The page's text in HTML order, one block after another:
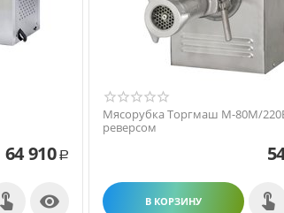
64 910 Р

Мясорубка Торгмаш М-80М/
реверсом
В КОРЗИНУ